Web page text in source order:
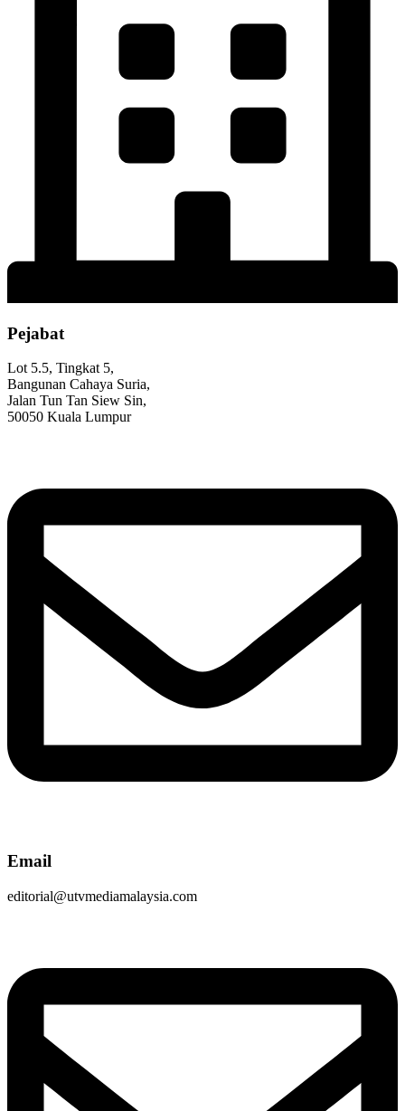
Pejabat
Lot 5.5, Tingkat 5,
Bangunan Cahaya Suria,
Jalan Tun Tan Siew Sin,
50050 Kuala Lumpur
Email
editorial@utvmediamalaysia.com